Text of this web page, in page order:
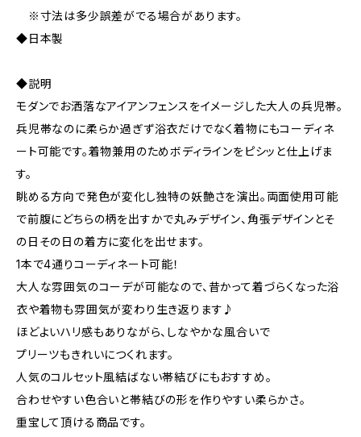
※寸法は多少誤差がでる場合があります。
◆日本製
◆説明
モダンでお洒落なアイアンフェンスをイメージした大人の兵児帯。
兵児帯なのに柔らか過ぎず浴衣だけでなく着物にもコーディネ
ート可能です。着物兼用のためボディラインをピシッと仕上げま
す。
眺める方向で発色が変化し独特の妖艶さを演出。両面使用可能
で前腹にどちらの柄を出すかで丸みデザイン、角張デザインとそ
の日その日の着方に変化を出せます。
1本で4通りコーディネート可能！
大人な雰囲気のコーデが可能なので、昔かって着づらくなった浴
衣や着物も雰囲気が変わり生き返ります♪
ほどよいハリ感もありながら、しなやかな風合いで
プリーツもきれいにつくれます。
人気のコルセット風結ばない帯結びにもおすすめ。
合わせやすい色合いと帯結びの形を作りやすい柔らかさ。
重宝して頂ける商品です。